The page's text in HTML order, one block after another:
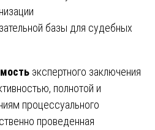
базы для судебных
экспертного заключения
полнотой и
процессуального
проведенная